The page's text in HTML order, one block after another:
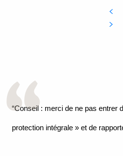
“Conseil : merci de ne pas entrer
protection intégrale » et de